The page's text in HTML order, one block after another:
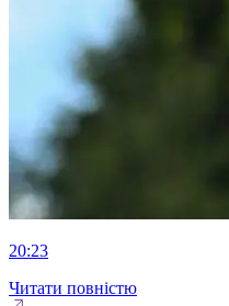
20:23
Читати повністю